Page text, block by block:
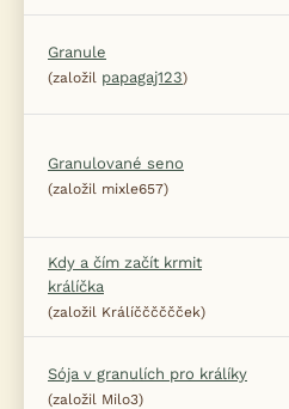
Granule
(založil papagaj123)
Granulované seno
(založil mixle657)
Kdy a čím začít krmit
králíčka
(založil Králíčččččček)
Sója v granulích pro králíky
(založil Milo3)